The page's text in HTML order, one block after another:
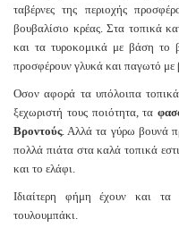
ταβέρνες της περιοχής
βουβαλίσιο κρέας. Στα τοπικά
και τα τυροκομικά με βάση το
προσφέρουν γλυκά και παγωτό με
Οσον αφορά τα υπόλοιπα
ξεχωριστή τους ποιότητα, τα
Βροντούς. Αλλά τα γύρω βουνά
πολλά πιάτα στα καλά τοπικά
και το ελάφι.
Ιδιαίτερη φήμη έχουν και
τουλουμπάκι.